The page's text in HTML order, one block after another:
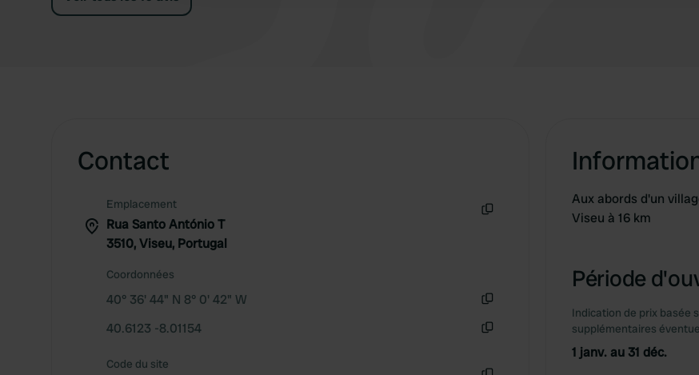
Contact
Emplacement
Rua Santo António T
3510, Viseu, Portugal
Coordonnées
40° 36' 44" N 8° 0' 42" W
40.6123 -8.01154
Code du site
Aux abords d'un
Viseu à 16 km
Période
Indication de prix basée
supplémentaires
1 janv. au 31 déc.